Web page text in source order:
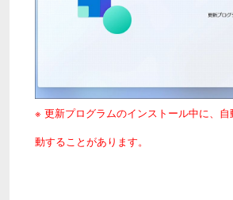
※ 更新プログラムのインストール中に、
動することがあります。